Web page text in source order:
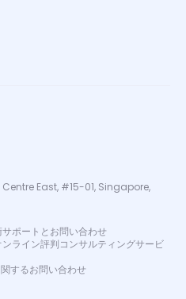
East, #15-01, Singapore,
サポートとお問い合わせ
ライン評判コンサルティングサービ
するお問い合わせ